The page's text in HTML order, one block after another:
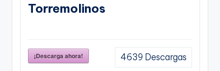
Torremolinos
¡Descarga ahora! 4639 Descargas